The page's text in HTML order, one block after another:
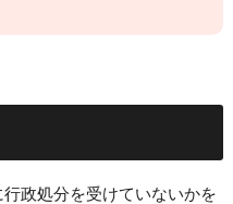
行政処分を受けていないかを